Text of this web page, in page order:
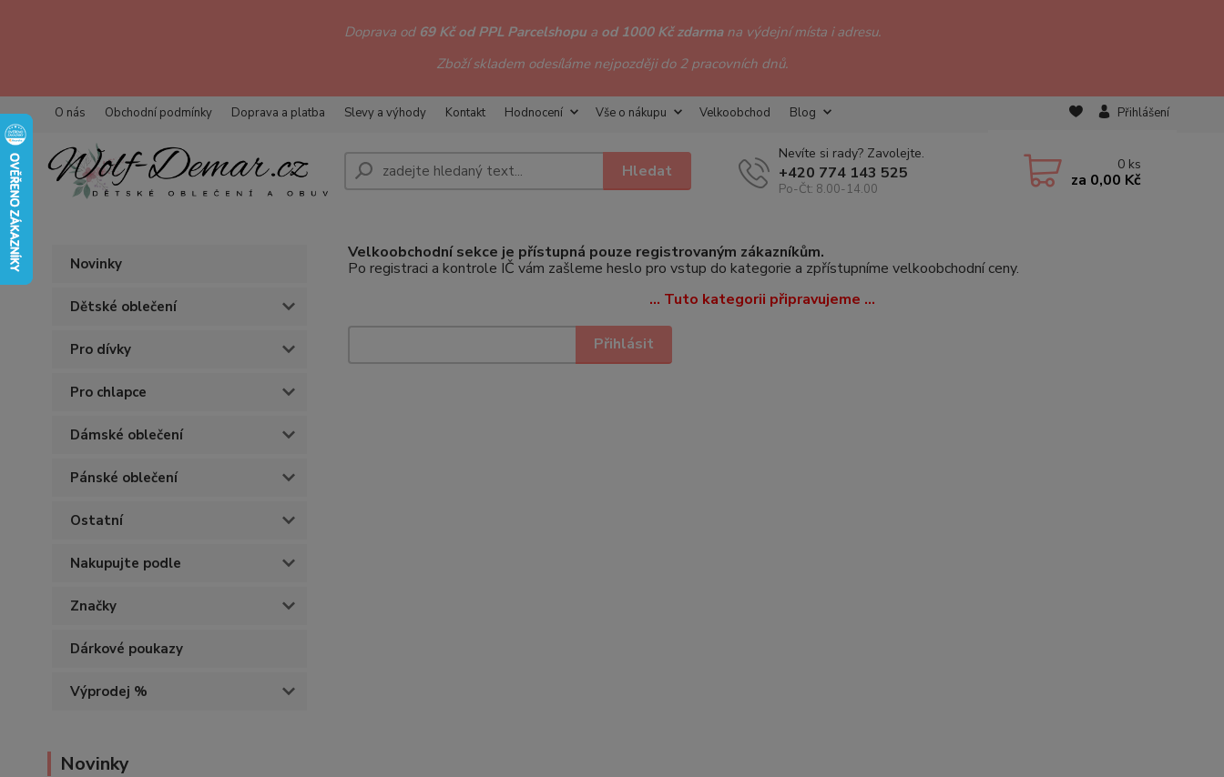
Doprava od 69 Kč od PPL Parcelshopua od 1000 Kč zdarma na výdejní místa i adresu.
Zboží skladem odesíláme nejpozději do 2 pracovních dnů.
O nás Obchodní podmínky Doprava a platba Slevy a výhody Kontakt Hodnocení Vše o nákupu Velkoobchod Blog Přihlášení
Hledat
Nevíte si rady? Zavolejte.
+420 774 143 525
Po-Čt: 8.00-14.00
0 ks
za 0,00 Kč
Novinky
Dětské oblečení
Pro dívky
Pro chlapce
Dámské oblečení
Pánské oblečení
Ostatní
Nakupujte podle
Značky
Dárkové poukazy
Výprodej %
Novinky
Velkoobchodní sekce je přístupná pouze registrovaným zákazníkům.
Po registraci a kontrole IČ vám zašleme heslo pro vstup do kategorie a zpřístupníme velkoobchodní ceny.
... Tuto kategorii připravujeme ...